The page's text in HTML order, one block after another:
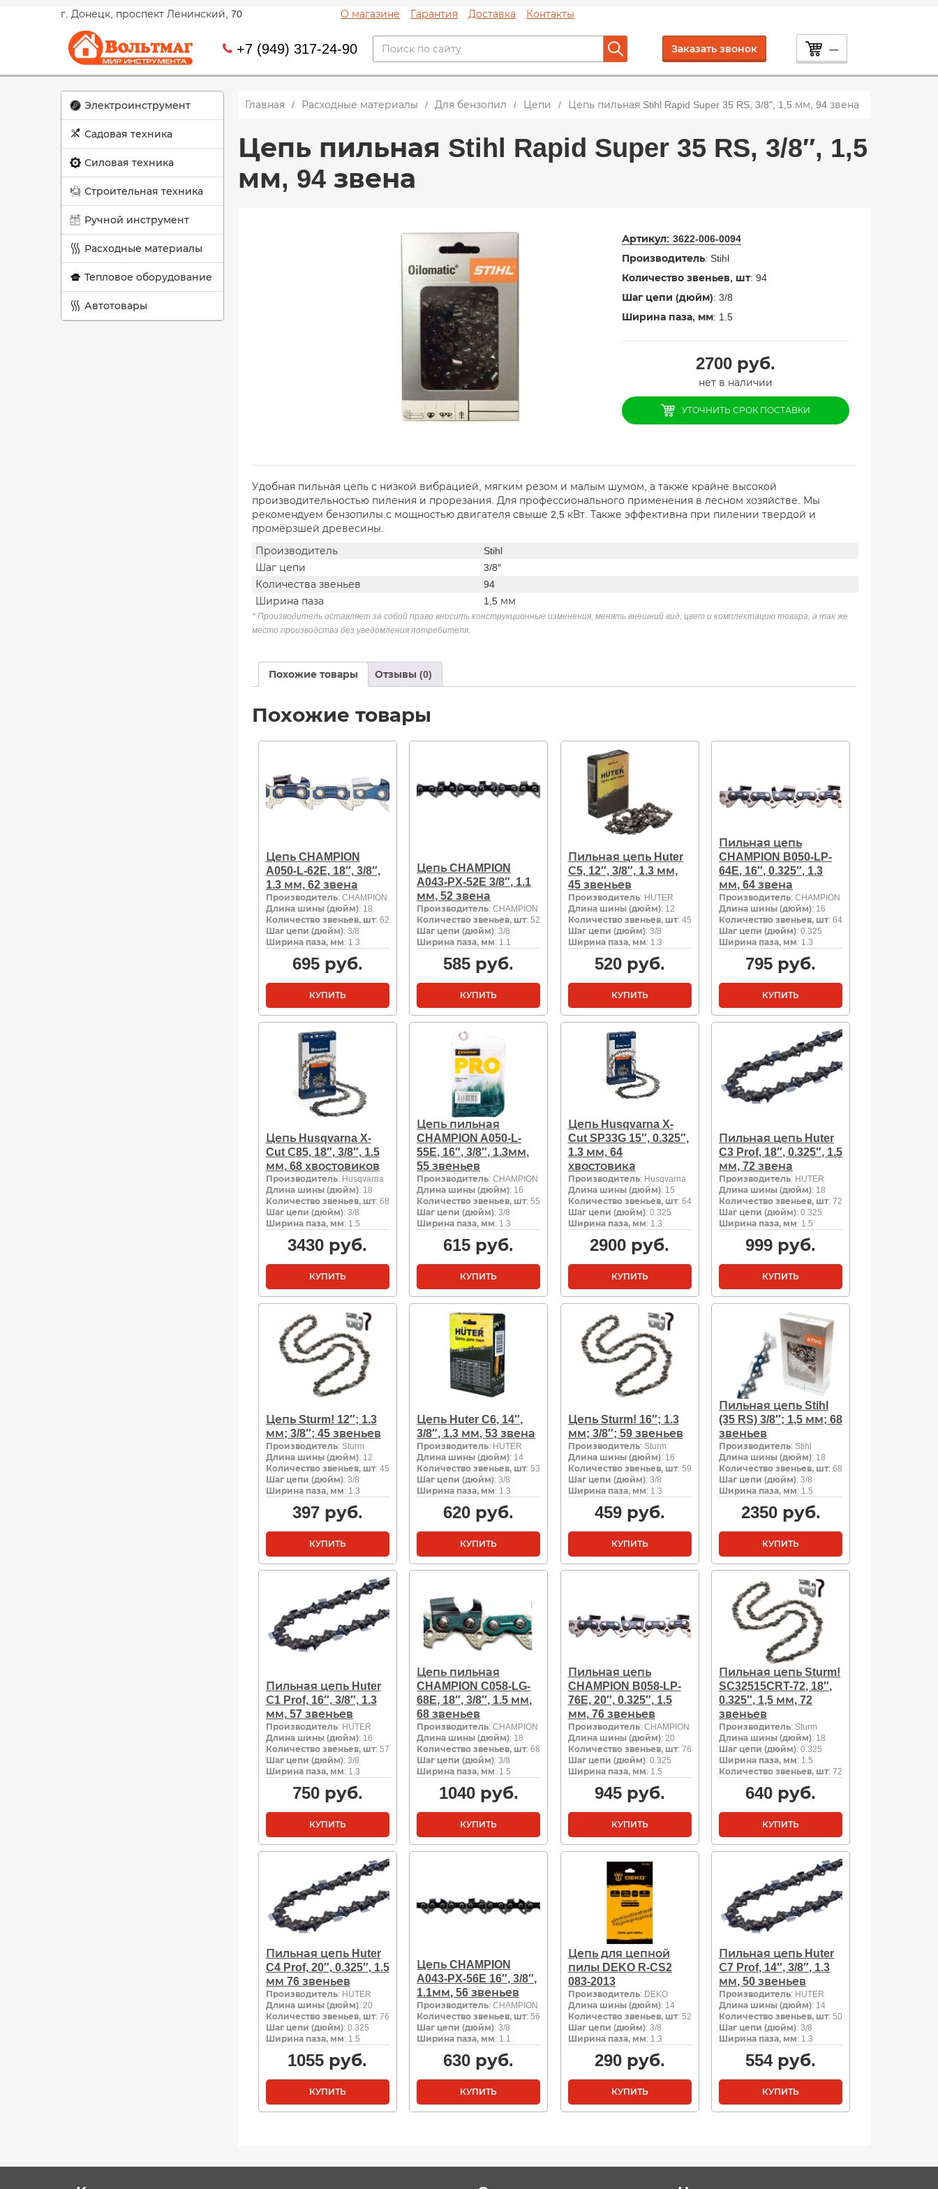
г. Донецк, проспект Ленинский, 70 О магазине Гарантия Доставка Контакты
+7 (949) 317-24-90 Заказать звонок —
Электроинструмент
Садовая техника
Силовая техника
Строительная техника
Ручной инструмент
Расходные материалы
Тепловое оборудование
Автотовары
Главная Расходные материалы Для бензопил Цепи Цепь пильная Stihl Rapid Super 35 RS, 3/8", 1,5 мм, 94 звена
Цепь пильная Stihl Rapid Super 35 RS, 3/8″, 1,5
мм, 94 звена
Артикул: 3622-006-0094
Производитель: Stihl
Количество звеньев, шт: 94
Шаг цепи (дюйм): 3/8
Ширина паза, мм: 1.5
2700руб.
нет в наличии
УТОЧНИТЬ СРОК ПОСТАВКИ
Удобная пильная цепь с низкой вибрацией, мягким резом и малым шумом, а также крайне высокой
производительностью пиления и прорезания. Для профессионального применения в лесном хозяйстве. Мы
рекомендуем бензопилы с мощностью двигателя свыше 2,5 кВт. Также эффективна при пилении твердой и
промёрзшей древесины.
Производитель
Stihl
Шаг цепи
3/8″
Количества звеньев
94
Ширина паза
1,5 мм
* Производитель оставляет за собой право вносить конструкционные изменения, менять внешний вид, цвет и комплектацию товара, а так же
место производства без уведомления потребителя.
Похожие товары Отзывы (0)
Похожие товары
Цепь CHAMPION
A050-L-62E, 18″, 3/8″,
1.3 мм, 62 звена
Производитель: CHAMPION
Длина шины (дюйм): 18
Количество звеньев, шт: 62
Шаг цепи (дюйм): 3/8
Ширина паза, мм: 1.3
695руб.
КУПИТЬ
Цепь CHAMPION
A043-PX-52E 3/8″, 1.1
мм, 52 звена
Производитель: CHAMPION
Количество звеньев, шт: 52
Шаг цепи (дюйм): 3/8
Ширина паза, мм: 1.1
585 руб.
КУПИТЬ
Пильная цепь Huter
С5, 12″, 3/8″, 1.3 мм,
45 звеньев
Производитель: HUTER
Длина шины (дюйм): 12
Количество звеньев, шт: 45
Шаг цепи (дюйм): 3/8
Ширина паза, мм: 1.3
520руб.
КУПИТЬ
Пильная цепь
CHAMPION B050-LP-
64E, 16″, 0.325″, 1.3
мм, 64 звена
Производитель: CHAMPION
Длина шины (дюйм): 16
Количество звеньев, шт: 64
Шаг цепи (дюйм): 0.325
Ширина паза, мм: 1.3
795 руб.
КУПИТЬ
Цепь Husqvarna X-
Cut С85, 18″, 3/8″, 1.5
мм, 68 хвостовиков
Производитель: Husqvarna
Длина шины (дюйм): 18
Количество звеньев, шт: 68
Шаг цепи (дюйм): 3/8
Ширина паза, мм: 1.5
3430 руб.
КУПИТЬ
Цепь пильная
CHAMPION A050-L-
55E, 16″, 3/8″, 1.3мм,
55 звеньев
Производитель: CHAMPION
Длина шины (дюйм): 16
Количество звеньев, шт: 55
Шаг цепи (дюйм): 3/8
Ширина паза, мм: 1.3
615 руб.
КУПИТЬ
Цепь Husqvarna X-
Cut SP33G 15″, 0.325″,
1.3 мм, 64
хвостовика
Производитель: Husqvarna
Длина шины (дюйм): 15
Количество звеньев, шт: 64
Шаг цепи (дюйм): 0.325
Ширина паза, мм: 1.3
2900 руб.
КУПИТЬ
Пильная цепь Huter
C3 Prof, 18″, 0.325″, 1.5
мм, 72 звена
Производитель: HUTER
Длина шины (дюйм): 18
Количество звеньев, шт: 72
Шаг цепи (дюйм): 0.325
Ширина паза, мм: 1.5
999 руб.
КУПИТЬ
Цепь Sturm! 12″; 1.3
мм; 3/8″; 45 звеньев
Производитель: Sturm
Длина шины (дюйм): 12
Количество звеньев, шт: 45
Шаг цепи (дюйм): 3/8
Ширина паза, мм: 1.3
397руб.
КУПИТЬ
Цепь Huter C6, 14″,
3/8″, 1.3 мм, 53 звена
Производитель: HUTER
Длина шины (дюйм): 14
Количество звеньев, шт: 53
Шаг цепи (дюйм): 3/8
Ширина паза, мм: 1.3
620 руб.
КУПИТЬ
Цепь Sturm! 16″; 1.3
мм; 3/8″; 59 звеньев
Производитель: Sturm
Длина шины (дюйм): 16
Количество звеньев, шт: 59
Шаг цепи (дюйм): 3/8
Ширина паза, мм: 1.3
459руб.
КУПИТЬ
Пильная цепь Stihl
(35 RS) 3/8″; 1,5 мм; 68
звеньев
Производитель: Stihl
Длина шины (дюйм): 18
Количество звеньев, шт: 68
Шаг цепи (дюйм): 3/8
Ширина паза, мм: 1.5
2350руб.
КУПИТЬ
Пильная цепь Huter
С1 Prof, 16″, 3/8″, 1.3
мм, 57 звеньев
Производитель: HUTER
Длина шины (дюйм): 16
Количество звеньев, шт: 57
Шаг цепи (дюйм): 3/8
Ширина паза, мм: 1.3
750руб.
КУПИТЬ
Цепь пильная
CHAMPION C058-LG-
68E, 18″, 3/8″, 1.5 мм,
68 звеньев
Производитель: CHAMPION
Длина шины (дюйм): 18
Количество звеньев, шт: 68
Шаг цепи (дюйм): 3/8
Ширина паза, мм: 1.5
1040руб.
КУПИТЬ
Пильная цепь
CHAMPION B058-LP-
76E, 20″, 0.325″, 1.5
мм, 76 звеньев
Производитель: CHAMPION
Длина шины (дюйм): 20
Количество звеньев, шт: 76
Шаг цепи (дюйм): 0.325
Ширина паза, мм: 1.5
945руб.
КУПИТЬ
Пильная цепь Sturm!
SC32515CRT-72, 18″,
0.325″, 1,5 мм, 72
звеньев
Производитель: Sturm
Длина шины (дюйм): 18
Шаг цепи (дюйм): 0.325
Ширина паза, мм: 1.5
Количество звеньев, шт: 72
640 руб.
КУПИТЬ
Пильная цепь Huter
C4 Prof, 20″, 0.325″, 1.5
мм 76 звеньев
Производитель: HUTER
Длина шины (дюйм): 20
Количество звеньев, шт: 76
Шаг цепи (дюйм): 0.325
Ширина паза, мм: 1.5
1055 руб.
КУПИТЬ
Цепь CHAMPION
A043-PX-56E 16″, 3/8″,
1.1мм, 56 звеньев
Производитель: CHAMPION
Количество звеньев, шт: 56
Шаг цепи (дюйм): 3/8
Ширина паза, мм: 1.1
630 руб.
КУПИТЬ
Цепь для цепной
пилы DEKO R-CS2
083-2013
Производитель: DEKO
Длина шины (дюйм): 14
Количество звеньев, шт: 52
Шаг цепи (дюйм): 3/8
Ширина паза, мм: 1.3
290руб.
КУПИТЬ
Пильная цепь Huter
С7 Prof, 14″, 3/8″, 1.3
мм, 50 звеньев
Производитель: HUTER
Длина шины (дюйм): 14
Количество звеньев, шт: 50
Шаг цепи (дюйм): 3/8
Ширина паза, мм: 1.3
554руб.
КУПИТЬ